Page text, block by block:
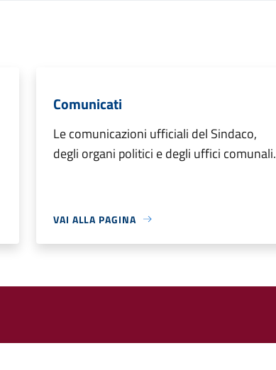
Comunicati
Le comunicazioni ufficiali del Sindaco,
degli organi politici e degli uffici comunali.
VAI ALLA PAGINA